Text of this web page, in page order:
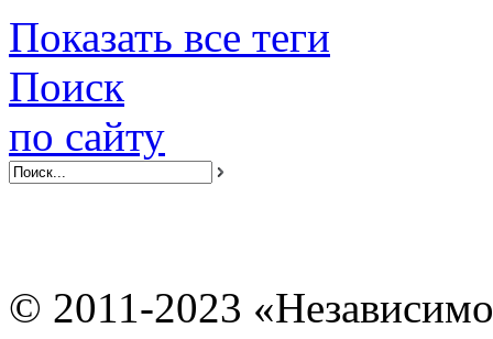
Показать все теги
Поиск
по сайту
© 2011-2023